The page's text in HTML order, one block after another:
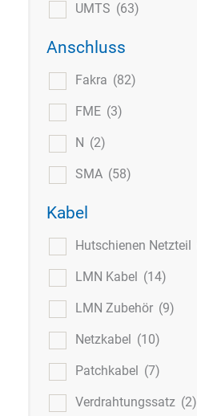
UMTS (63)
Anschluss
Fakra (82)
FME (3)
N (2)
SMA (58)
Kabel
Hutschienen Netzteil
LMN Kabel (14)
LMN Zubehör (9)
Netzkabel (10)
Patchkabel (7)
Verdrahtungssatz (2)